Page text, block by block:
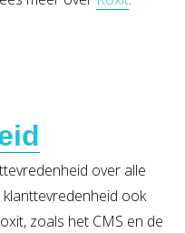
over alle
ook
zoals het CMS en de